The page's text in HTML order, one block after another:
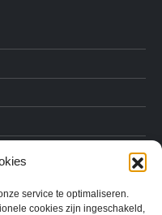
service te optimaliseren.
cookies zijn ingeschakeld,